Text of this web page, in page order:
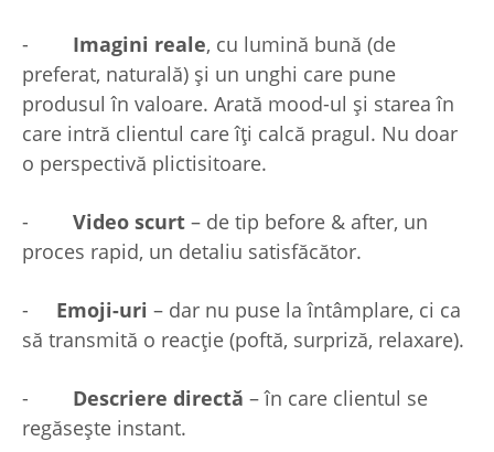
- Imagini reale, cu lumină bună (de
preferat, naturală) și un unghi care pune
produsul în valoare. Arată mood-ul și starea în
care intră clientul care îți calcă pragul. Nu doar
o perspectivă plictisitoare.
- Video scurt – de tip before & after, un
proces rapid, un detaliu satisfăcător.
- Emoji-uri – dar nu puse la întâmplare, ci ca
să transmită o reacție (poftă, surpriză, relaxare).
- Descriere directă – în care clientul se
regăsește instant.